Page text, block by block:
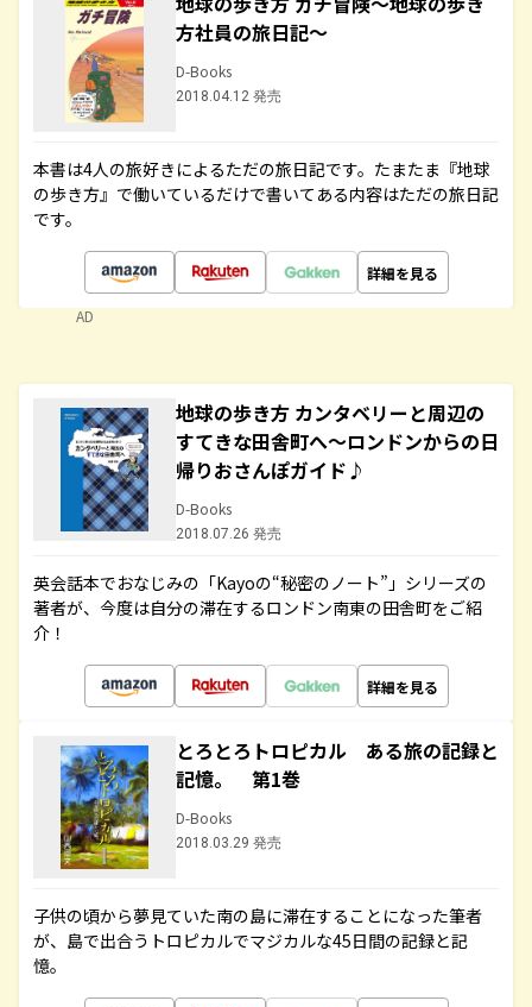
方社員の旅日記～
D-Books
2018.04.12 発売
本書は4人の旅好きによるただの旅日記です。たまたま『地球
の歩き方』で働いているだけで書いてある内容はただの旅日記
です。
詳細を見る
AD
地球の歩き方 カンタベリーと周辺の
すてきな田舎町へ～ロンドンからの日
帰りおさんぽガイド♪
D-Books
2018.07.26 発売
英会話本でおなじみの「Kayoの“秘密のノート”」シリーズの
著者が、今度は自分の滞在するロンドン南東の田舎町をご紹
介！
詳細を見る
とろとろトロピカル ある旅の記録と
記憶。 第1巻
D-Books
2018.03.29 発売
子供の頃から夢見ていた南の島に滞在することになった筆者
が、島で出合うトロピカルでマジカルな45日間の記録と記
憶。